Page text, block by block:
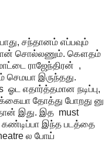
சந்தானம் எப்பவும்
தான் சொல்லணும். கௌதம்
ராஜேந்திரன் ,
செமயா இருந்தது.
எதார்த்தமான நடிப்பு,
தோத்து போறது னு
இது. இத must
இந்த படத்தை
ல போய்